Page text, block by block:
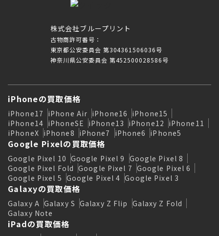
株式会社ブループリント
古物商許可番号：
東京都公安委員会 第304361506036号
神奈川県公安委員会 第452500028586号
iPhoneの買取価格
iPhone17 iPhone Air iPhone16 iPhone15
iPhone14 iPhoneSE iPhone13 iPhone12 iPhone11
iPhoneX iPhone8 iPhone7 iPhone6 iPhone5
Google Pixelの買取価格
Google Pixel 10 Google Pixel 9 Google Pixel 8
Google Pixel Fold Google Pixel 7 Google Pixel 6
Google Pixel 5 Google Pixel 4 Google Pixel 3
Galaxyの買取価格
Galaxy A Galaxy S Galaxy Z Flip Galaxy Z Fold
Galaxy Note
iPadの買取価格